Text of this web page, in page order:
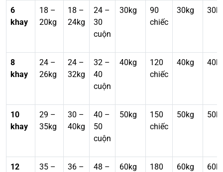
6
khay
18 –
20kg
18 –
24kg
24 –
30
cuộn
30kg
90
chiếc
30kg
8
khay
24 –
26kg
24 –
32kg
32 –
40
cuộn
40kg
120
chiếc
40kg
10
khay
29 –
35kg
30 –
40kg
40 –
50
cuộn
50kg
150
chiếc
50kg
12
35 –
36 –
48 –
60kg
180
60kg